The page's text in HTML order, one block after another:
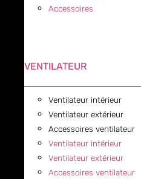
Accessoires
VENTILATEUR
Ventilateur intérieur
Ventilateur extérieur
Accessoires ventilateur
Ventilateur intérieur
Ventilateur extérieur
Accessoires ventilateur